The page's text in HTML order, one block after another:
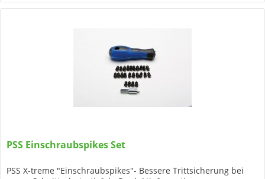
PSS Einschraubspikes Set
PSS X-treme "Einschraubspikes"- Bessere Trittsicherung bei